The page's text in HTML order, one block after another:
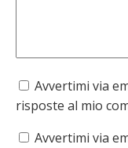
Avvertimi via
risposte al mio
Avvertimi via